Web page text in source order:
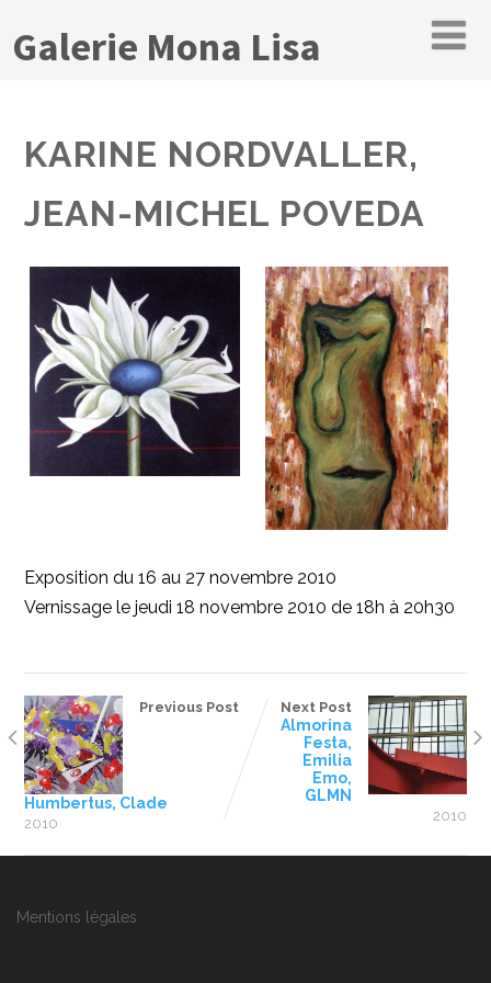
Galerie Mona Lisa
KARINE NORDVALLER,
JEAN-MICHEL POVEDA
Exposition du 16 au 27 novembre 2010
Vernissage le jeudi 18 novembre 2010 de 18h à 20h30
Previous Post
Humbertus, Clade
2010
Next Post
Almorina
Festa,
Emilia
Emo,
GLMN
2010
Mentions légales